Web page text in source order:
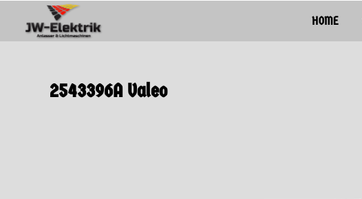
zum
HOME
2543396A Valeo